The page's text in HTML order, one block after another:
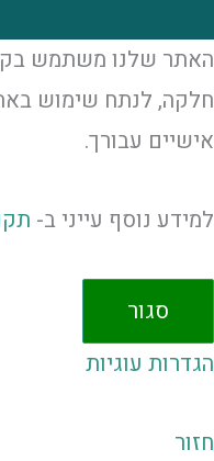
האתר שלנו משתמש
חלקה, לנתח שימוש
אישיים עבורך.
למידע נוסף עייני ב-
סגור
הגדרות עוגיות
חזור